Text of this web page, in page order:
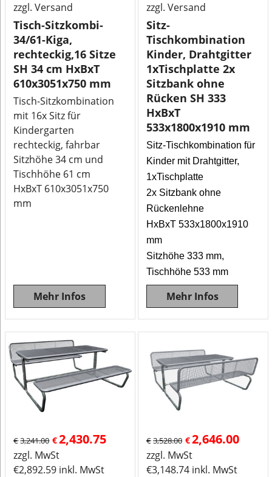
zzgl. Versand
Tisch-Sitzkombi-
34/61-Kiga,
rechteckig,16 Sitze
SH 34 cm HxBxT
610x3051x750 mm
Tisch-Sitzkombination
mit 16x Sitz für
Kindergarten
rechteckig, fahrbar
Sitzhöhe 34 cm und
Tischhöhe 61 cm
HxBxT 610x3051x750
mm
Mehr Infos
zzgl. Versand
Sitz-
Tischkombination
Kinder, Drahtgitter
1xTischplatte 2x
Sitzbank ohne
Rücken SH 333
HxBxT
533x1800x1910 mm
Sitz-Tischkombination für
Kinder mit Drahtgitter,
1xTischplatte
2x Sitzbank ohne
Rückenlehne
HxBxT 533x1800x1910
mm
Sitzhöhe 333 mm,
Tischhöhe 533 mm
Mehr Infos
€3,241.00 €2,430.75
zzgl. MwSt
€2,892.59 inkl. MwSt
€3,528.00 €2,646.00
zzgl. MwSt
€3,148.74 inkl. MwSt